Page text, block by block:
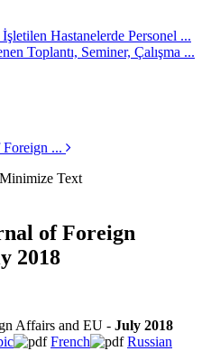
Hastanelerde Personel ...
Toplantı, Seminer, Çalışma ...
...
of Foreign
2018
Affairs and EU - July 2018
French Russian